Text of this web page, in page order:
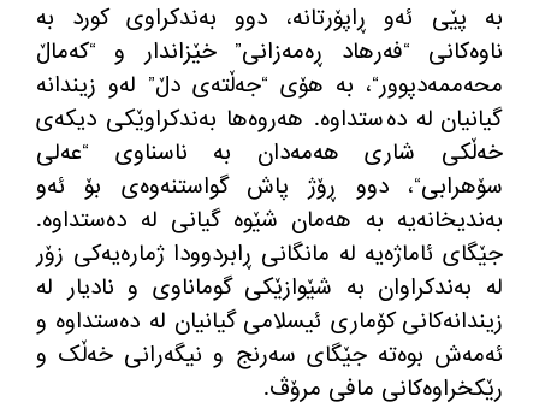
به‌ پێی ئه‌و ڕاپۆرتانه‌، دوو به‌ندكراوی كورد به‌
ناوه‌كانی “فه‌رهاد ڕه‌مه‌زانی”خێزاندار و “كه‌ماڵ
محه‌ممه‌دپوور“، به‌ هۆی “جه‌ڵته‌ی دڵ” له‌و زیندانه‌
گیانیان له‌ ده‌ستداوه‌. هه‌روه‌ها به‌ندكراوێكی دیكه‌ی
خه‌ڵكی شاری هه‌مه‌دان به‌ ناسناوی “عه‌لی
سۆهرابی“، دوو ڕۆژ پاش گواستنه‌وه‌ی بۆ ئه‌و
به‌ندیخانه‌یه‌ به‌ هه‌مان شێوه‌ گیانی له‌ ده‌ستداوه‌.
جێگای ئاماژه‌یه‌ له‌ مانگانی ڕابردوودا ژماره‌یه‌كی زۆر
له‌ به‌ندكراوان به‌ شێوازێكی گوماناوی و نادیار له‌
زیندانه‌كانی كۆماری ئیسلامی گیانیان له‌ ده‌ستداوه‌ و
ئه‌مه‌ش بوه‌ته جێگای سه‌رنج و نیگه‌رانی خه‌ڵک و
رێکخراوه‌کانی مافی مرۆڤ.